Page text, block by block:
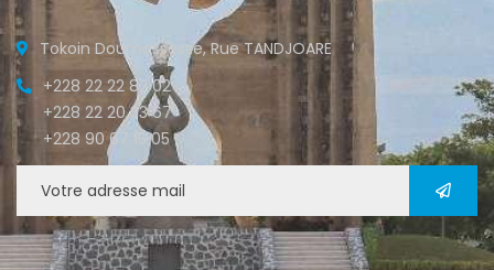
Tokoin Doumassesse, Rue TANDJOARE
+228 22 22 82 02
+228 22 20 33 67
+228 90 67 15 05